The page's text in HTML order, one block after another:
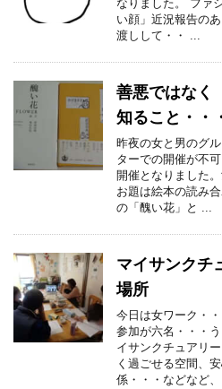
なりました。 ファ
い顔」近況報告の
渡しして・・ ...
善悪ではなく
知ること・・
昨夜の女と男のグ
ターでの開催が不
開催となりました
お題は絵本の読み
の「醜い花」と ...
マイサンクチ
場所
今日は女ワーク・
参加が六名・・・
イサンクチュアリ
く過ごせる空間、
係・・・などなど